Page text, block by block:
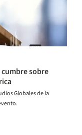
cumbre sobre
Globales de la